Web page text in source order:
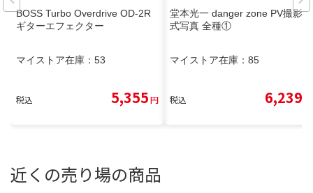
BOSS Turbo Overdrive OD-2R
ギターエフェクター
マイストア在庫： 53
税込 5,355円
堂本光一 danger zone PV撮影公
式写真 全種①
マイストア在庫： 85
税込 6,239
近くの売り場の商品